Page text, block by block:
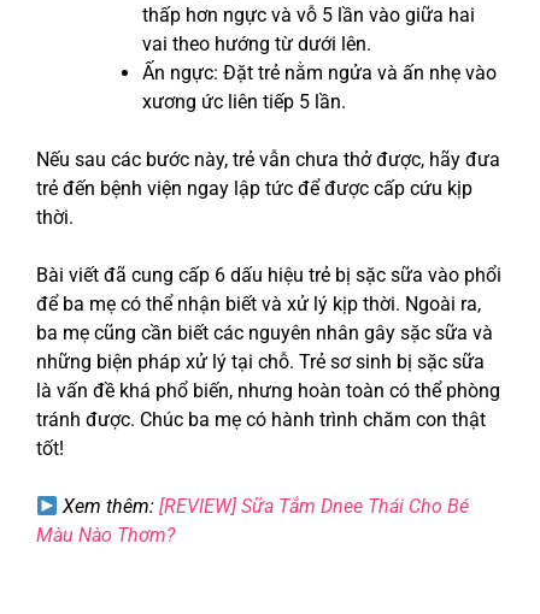
thấp hơn ngực và vỗ 5 lần vào giữa hai
vai theo hướng từ dưới lên.
Ấn ngực: Đặt trẻ nằm ngửa và ấn nhẹ vào
xương ức liên tiếp 5 lần.
Nếu sau các bước này, trẻ vẫn chưa thở được, hãy đưa
trẻ đến bệnh viện ngay lập tức để được cấp cứu kịp
thời.
Bài viết đã cung cấp 6 dấu hiệu trẻ bị sặc sữa vào phổi
để ba mẹ có thể nhận biết và xử lý kịp thời. Ngoài ra,
ba mẹ cũng cần biết các nguyên nhân gây sặc sữa và
những biện pháp xử lý tại chỗ. Trẻ sơ sinh bị sặc sữa
là vấn đề khá phổ biến, nhưng hoàn toàn có thể phòng
tránh được. Chúc ba mẹ có hành trình chăm con thật
tốt!
Xem thêm:[REVIEW] Sữa Tắm Dnee Thái Cho Bé
Màu Nào Thơm?